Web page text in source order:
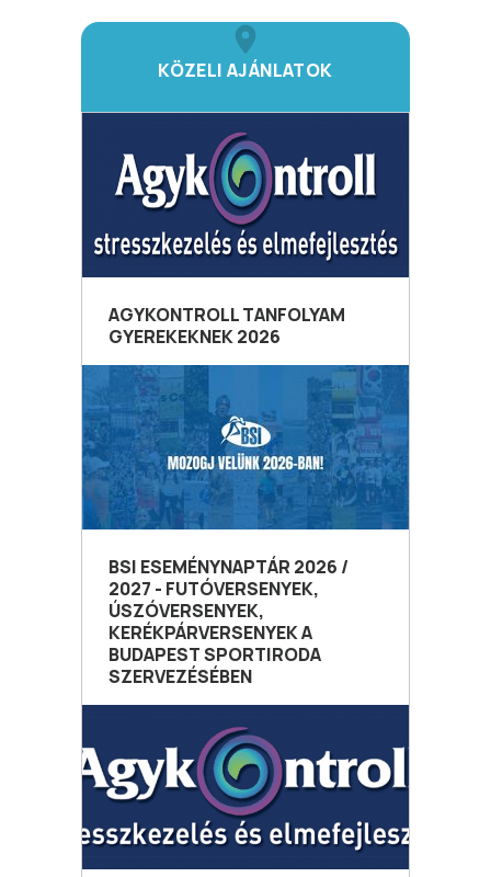
KÖZELI AJÁNLATOK
AGYKONTROLL TANFOLYAM
GYEREKEKNEK 2026
BSI ESEMÉNYNAPTÁR 2026 /
2027 - FUTÓVERSENYEK,
ÚSZÓVERSENYEK,
KERÉKPÁRVERSENYEK A
BUDAPEST SPORTIRODA
SZERVEZÉSÉBEN